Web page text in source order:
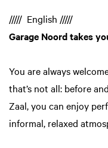
///// English /////
Garage Noord takes
You are always
that’s not all: before
Zaal, you can enjoy
informal, relaxed